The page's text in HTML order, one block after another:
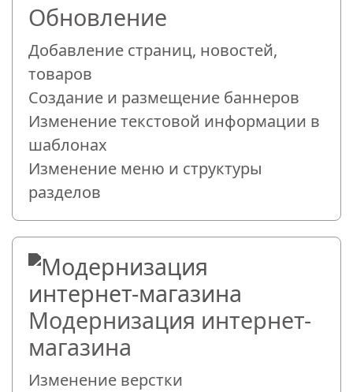
Обновление
Добавление страниц, новостей,
товаров
Создание и размещение баннеров
Изменение текстовой информации в
шаблонах
Изменение меню и структуры
разделов
Модернизация интернет-
магазина
Изменение верстки